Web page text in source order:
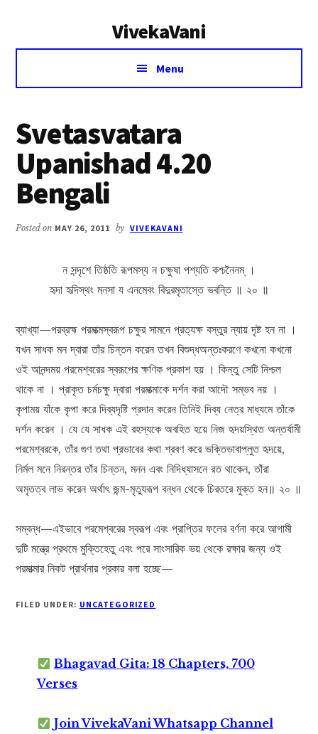
VivekaVani
Voice
Vivekananda
Menu
Svetasvatara
Upanishad 4.20
Bengali
Posted on MAY 26, 2011 by VIVEKAVANI
ন সন্দৃশে তিষ্ঠতি রূপমস্য ন চক্ষুষা পশ্যতি কশ্চনৈনম্ ।
হৃদা হৃদিস্থং মনসা য এনমেবং বিদুরমৃতাস্তে ভবন্তি ॥ ২০ ॥
ব্যাখ্যা—পরব্রহ্ম পরমাত্মস্বরূপ চক্ষুর সামনে প্রত্যক্ষ বস্তুর ন্যায় দৃষ্ট হন না ।
যখন সাধক মন দ্বারা তাঁর চিন্তন করেন তখন বিশুদ্ধঅন্তঃকরণে কখনো কখনো
ওই আনন্দময় পরমেশ্বরের স্বরূপের ক্ষণিক প্রকাশ হয় । কিন্তু সেটি নিশ্চল
থাকে না । প্রাকৃত চর্মচক্ষু দ্বারা পরমাত্মাকে দর্শন করা আদৌ সম্ভব নয় ।
কৃপাময় যাঁকে কৃপা করে দিব্যদৃষ্টি প্রদান করেন তিনিই দিব্য নেত্র মাধ্যমে তাঁকে
দর্শন করেন । যে যে সাধক এই রহস্যকে অবহিত হয়ে নিজ হৃদয়স্থিত অন্তর্যামী
পরমেশ্বরকে, তাঁর গুণ তথা প্রভাবের কথা শ্রবণ করে ভক্তিভাবাপ্লুত হৃদয়ে,
নির্মল মনে নিরন্তর তাঁর চিন্তন, মনন এবং নিদিধ্যাসনে রত থাকেন, তাঁরা
অমৃতত্ব লাভ করেন অর্থাৎ জন্ম-মৃত্যুরূপ বন্ধন থেকে চিরতরে মুক্ত হন॥ ২০ ॥
সম্বন্ধ—এইভাবে পরমেশ্বরের স্বরূপ এবং প্রাপ্তির ফলের বর্ণনা করে আগামী
দুটি মন্ত্রে প্রথমে মুক্তিহেতু এবং পরে সাংসারিক ভয় থেকে রক্ষার জন্য ওই
পরমাত্মার নিকট প্রার্থনার প্রকার বলা হচ্ছে—
FILED UNDER: UNCATEGORIZED
Bhagavad Gita: 18 Chapters, 700
Verses
Join VivekaVani Whatsapp Channel